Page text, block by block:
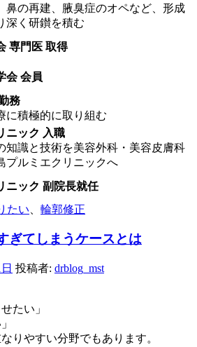
鼻の再建、腋臭症のオペなど、形成
深く研鑚を積む
専門医 取得
会 会員
務
に積極的に取り組む
ニック 入職
知識と技術を美容外科・美容皮膚科
プルミエクリニックへ
ニック 副院長就任
たい 輪郭修正
ぎてしまうケースとは
投稿者: drblog_mst
たい」
りやすい分野でもあります。